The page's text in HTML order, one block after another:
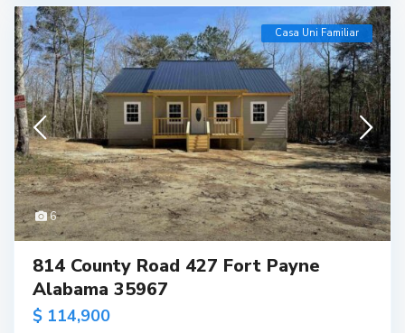
6
Casa Uni Familiar
814 County Road 427 Fort Payne
Alabama 35967
$ 114,900